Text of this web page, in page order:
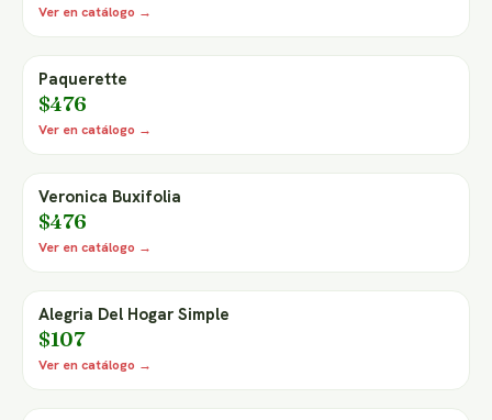
Ver en catálogo →
Paquerette
$476
Ver en catálogo →
Veronica Buxifolia
$476
Ver en catálogo →
Alegria Del Hogar Simple
$107
Ver en catálogo →